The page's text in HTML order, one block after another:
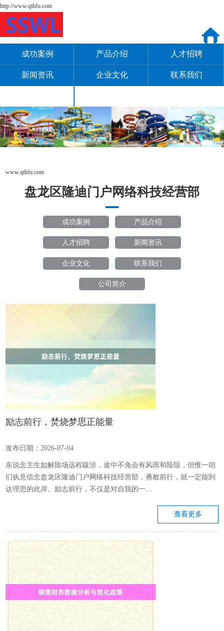
http://www.qthfu.com
成功案例 产品介绍 人才招聘
新闻资讯 企业文化 联系我们
www.qthfu.com
盘龙区隆迪门户网络科技经营部
成功案例 产品介绍
人才招聘 新闻资讯
企业文化 联系我们
公司简介
励志前行，焚烧梦思正能量
发布日期：2026-07-04
东说念主生如解除场远程跋涉，途中不免会有风雨和险阻，但惟一咱
们执意信念盘龙区隆迪门户网络科技经营部，勇敢前行，就一定能到
达理思的此岸。励志前行，不仅是对自我的一...
查看更多